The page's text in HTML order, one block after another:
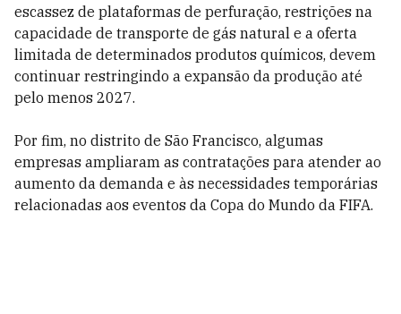
escassez de plataformas de perfuração, restrições na
capacidade de transporte de gás natural e a oferta
limitada de determinados produtos químicos, devem
continuar restringindo a expansão da produção até
pelo menos 2027.
Por fim, no distrito de São Francisco, algumas
empresas ampliaram as contratações para atender ao
aumento da demanda e às necessidades temporárias
relacionadas aos eventos da Copa do Mundo da FIFA.